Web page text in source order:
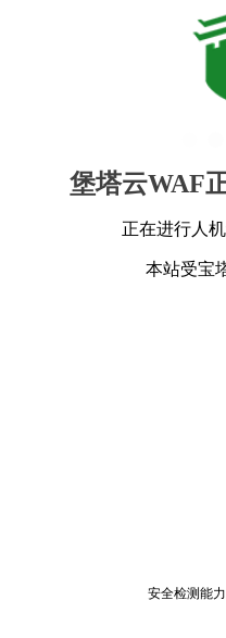
堡塔云WAF
正在进行人
本站受宝
安全检测能